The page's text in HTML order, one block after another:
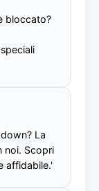
bloccato?
La
noi. Scopri
affidabile.'